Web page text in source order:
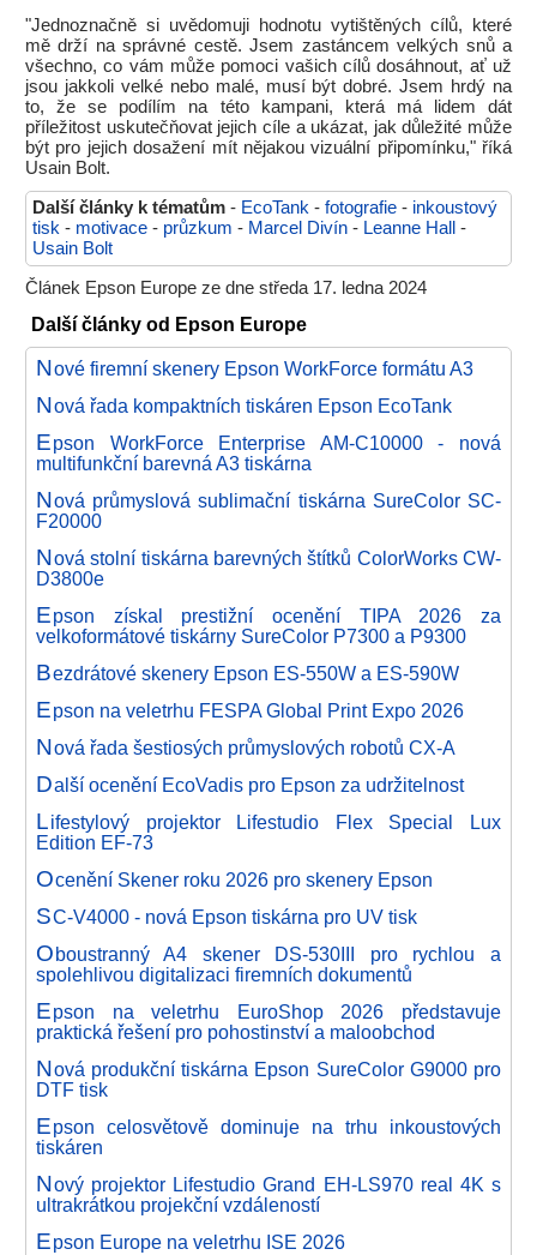
"Jednoznačně si uvědomuji hodnotu vytištěných cílů, které
mě drží na správné cestě. Jsem zastáncem velkých snů a
všechno, co vám může pomoci vašich cílů dosáhnout, ať už
jsou jakkoli velké nebo malé, musí být dobré. Jsem hrdý na
to, že se podílím na této kampani, která má lidem dát
příležitost uskutečňovat jejich cíle a ukázat, jak důležité může
být pro jejich dosažení mít nějakou vizuální připomínku," říká
Usain Bolt.
Další články k tématům - EcoTank - fotografie - inkoustový
tisk - motivace - průzkum - Marcel Divín - Leanne Hall
-
Usain Bolt
Článek Epson Europe ze dne středa 17. ledna 2024
Další články od Epson Europe
Nové firemní skenery Epson WorkForce formátu A3
Nová řada kompaktních tiskáren Epson EcoTank
Epson WorkForce Enterprise AM-C10000 - nová
multifunkční barevná A3 tiskárna
Nová průmyslová sublimační tiskárna SureColor SC-
F20000
Nová stolní tiskárna barevných štítků ColorWorks CW-
D3800e
Epson získal prestižní ocenění TIPA 2026 za
velkoformátové tiskárny SureColor P7300 a P9300
Bezdrátové skenery Epson ES-550W a ES-590W
Epson na veletrhu FESPA Global Print Expo 2026
Nová řada šestiosých průmyslových robotů CX-A
Další ocenění EcoVadis pro Epson za udržitelnost
Lifestylový projektor Lifestudio Flex Special Lux
Edition EF-73
Ocenění Skener roku 2026 pro skenery Epson
SC-V4000 - nová Epson tiskárna pro UV tisk
Oboustranný A4 skener DS-530III pro rychlou a
spolehlivou digitalizaci firemních dokumentů
Epson na veletrhu EuroShop 2026 představuje
praktická řešení pro pohostinství a maloobchod
Nová produkční tiskárna Epson SureColor G9000 pro
DTF tisk
Epson celosvětově dominuje na trhu inkoustových
tiskáren
Nový projektor Lifestudio Grand EH-LS970 real 4K s
ultrakrátkou projekční vzdáleností
Epson Europe na veletrhu ISE 2026